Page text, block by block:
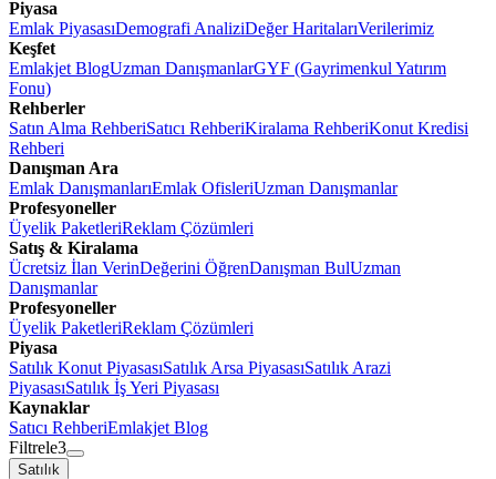
Piyasa
Emlak PiyasasıDemografi AnaliziDeğer HaritalarıVerilerimiz
Keşfet
Emlakjet BlogUzman DanışmanlarGYF (Gayrimenkul Yatırım
Fonu)
Rehberler
Satın Alma RehberiSatıcı RehberiKiralama RehberiKonut Kredisi
Rehberi
Danışman Ara
Emlak DanışmanlarıEmlak OfisleriUzman Danışmanlar
Profesyoneller
Üyelik PaketleriReklam Çözümleri
Satış & Kiralama
Ücretsiz İlan VerinDeğerini ÖğrenDanışman BulUzman
Danışmanlar
Profesyoneller
Üyelik PaketleriReklam Çözümleri
Piyasa
Satılık Konut PiyasasıSatılık Arsa PiyasasıSatılık Arazi
PiyasasıSatılık İş Yeri Piyasası
Kaynaklar
Satıcı RehberiEmlakjet Blog
Filtrele3
Satılık